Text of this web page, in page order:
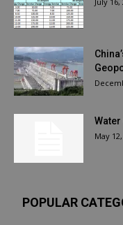
May
POPULAR